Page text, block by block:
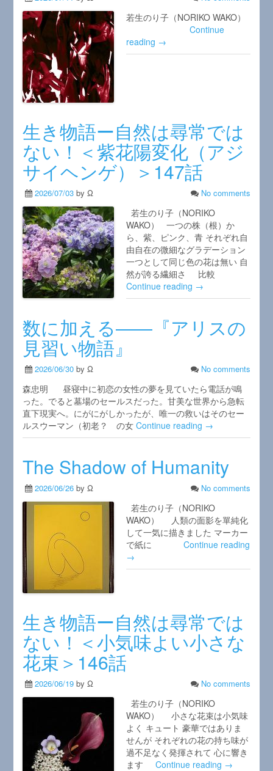
若生のり子（NORIKO WAKO）
Continue
reading →
生き物語ー自然は尋常では
ない！＜紫花陽変化（アジ
サイヘンゲ）＞147話
2026/07/03 by Ω No comments
若生のり子（NORIKO
WAKO） 一つの株（根）か
ら、紫、ピンク、青 それぞれ自
由自在の微細なグラデーション
一つとして同じ色の花は無い 自
然が誇る繊細さ 比較
Continue reading →
数に加える――『アリスの
見習い物語』
2026/06/30 by Ω No comments
森忠明 昼寝中に初恋の女性の夢を見ていたら電話が鳴
った。でると墓場のセールスだった。甘美な世界から急転
直下現実へ。にがにがしかったが、唯一の救いはそのセー
ルスウーマン（初老？ の女Continue reading →
The Shadow of Humanity
2026/06/26 by Ω No comments
若生のり子（NORIKO
WAKO） 人類の面影を單純化
して一気に描きました マーカー
で紙にContinue reading
→
生き物語ー自然は尋常では
ない！＜小気味よい小さな
花束＞146話
2026/06/19 by Ω No comments
若生のり子（NORIKO
WAKO） 小さな花束は小気味
よく キュート 豪華ではありま
せんが それぞれの花の持ち味が
過不足なく発揮されて 心に響き
ますContinue reading →